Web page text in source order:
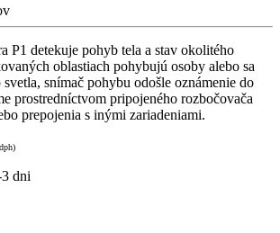
P1 detekuje pohyb tela a stav okolitého
oblastiach pohybujú osoby alebo sa
snímač pohybu odošle oznámenie do
prostredníctvom pripojeného rozbočovača
prepojenia s inými zariadeniami.
dni